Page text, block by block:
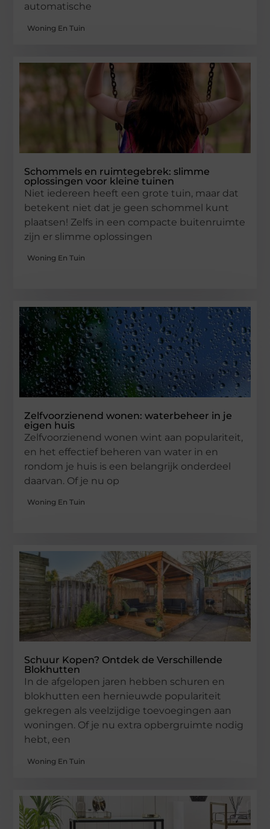
automatische
Woning En Tuin
Schommels en ruimtegebrek: slimme
oplossingen voor kleine tuinen
Niet iedereen heeft een grote tuin, maar dat
betekent niet dat je geen schommel kunt
plaatsen! Zelfs in een compacte buitenruimte
zijn er slimme oplossingen
Woning En Tuin
Zelfvoorzienend wonen: waterbeheer in je
eigen huis
Zelfvoorzienend wonen wint aan populariteit,
en het effectief beheren van water in en
rondom je huis is een belangrijk onderdeel
daarvan. Of je nu op
Woning En Tuin
Schuur Kopen? Ontdek de Verschillende
Blokhutten
In de afgelopen jaren hebben schuren en
blokhutten een hernieuwde populariteit
gekregen als veelzijdige toevoegingen aan
woningen. Of je nu extra opbergruimte nodig
hebt, een
Woning En Tuin